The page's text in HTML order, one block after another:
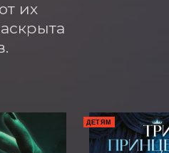
их
ДЕТЯМ